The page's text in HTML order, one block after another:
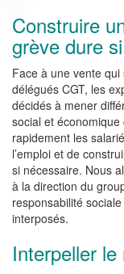
Construire
grève dure
Face à une vente
délégués CGT, les
décidés à mener
social et économique
rapidement les
l’emploi et de
si nécessaire. Nous
à la direction du
responsabilité
interposés.
Interpeller le